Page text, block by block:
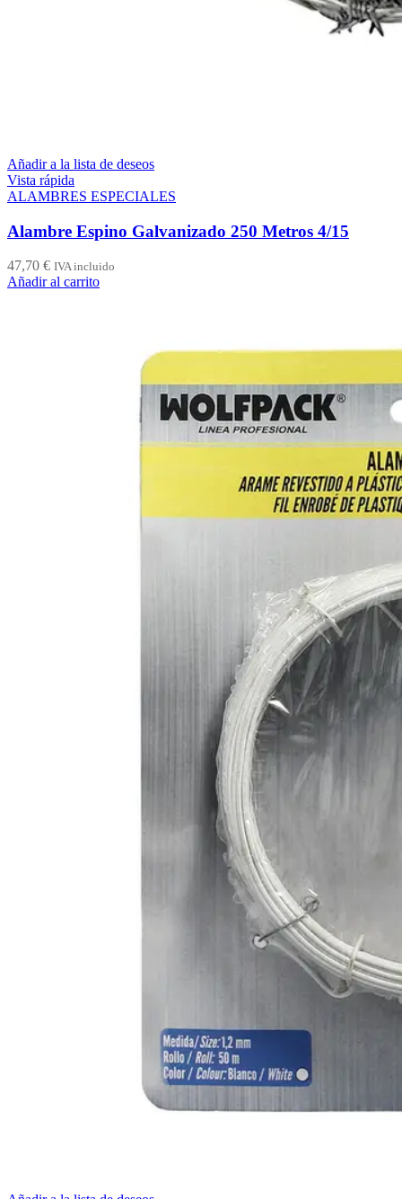
Añadir a la lista de deseos
Vista rápida
ALAMBRES ESPECIALES
Alambre Espino Galvanizado 250 Metros 4/15
47,70 € IVA incluido
Añadir al carrito